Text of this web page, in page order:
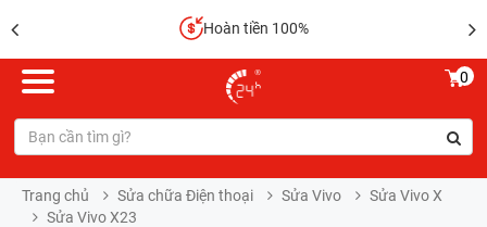
Hoàn tiền 100%
0
Trang chủ Sửa chữa Điện thoại Sửa Vivo
Sửa Vivo X
Sửa Vivo X23